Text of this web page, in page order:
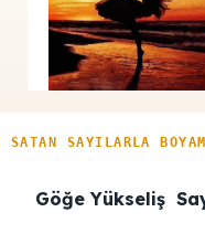
SATAN SAYILARLA
Göğe Yükseliş